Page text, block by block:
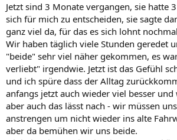
Jetzt sind 3 Monate vergangen, sie hatte
sich für mich zu entscheiden, sie sagte
ganz viel da, für das es sich lohnt
Wir haben täglich viele Stunden geredet
"beide" sehr viel näher gekommen, es
verliebt" irgendwie. Jetzt ist das Gefühl
und ich spüre dass der Alltag
anfangs jetzt auch wieder viel besser
aber auch das lässt nach - wir müssen
anstrengen um nicht wieder ins alte
aber da bemühen wir uns beide.